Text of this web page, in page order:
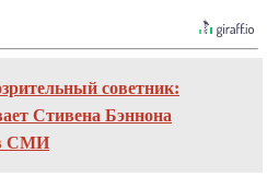
советник:
Стивена Бэннона
СМИ